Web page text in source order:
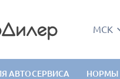
МСК
АВТОСЕРВИСА НОРМЫ